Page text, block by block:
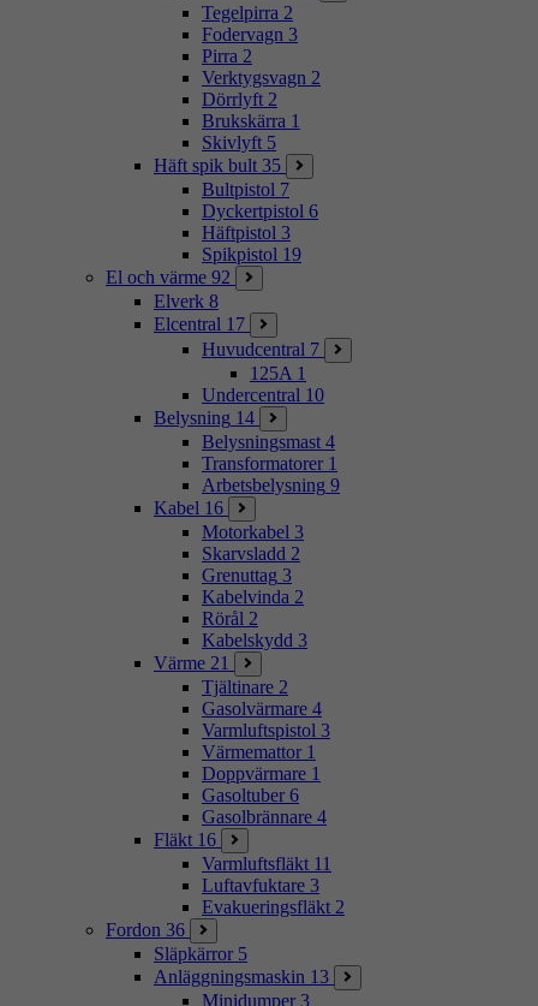
Tegelpirra 2
Fodervagn 3
Pirra 2
Verktygsvagn 2
Dörrlyft 2
Brukskärra 1
Skivlyft 5
Häft spik bult 35
Bultpistol 7
Dyckertpistol 6
Häftpistol 3
Spikpistol 19
El och värme 92
Elverk 8
Elcentral 17
Huvudcentral 7
125A 1
Undercentral 10
Belysning 14
Belysningsmast 4
Transformatorer 1
Arbetsbelysning 9
Kabel 16
Motorkabel 3
Skarvsladd 2
Grenuttag 3
Kabelvinda 2
Rörål 2
Kabelskydd 3
Värme 21
Tjältinare 2
Gasolvärmare 4
Varmluftspistol 3
Värmemattor 1
Doppvärmare 1
Gasoltuber 6
Gasolbrännare 4
Fläkt 16
Varmluftsfläkt 11
Luftavfuktare 3
Evakueringsfläkt 2
Fordon 36
Släpkärror 5
Anläggningsmaskin 13
Minidumper 3